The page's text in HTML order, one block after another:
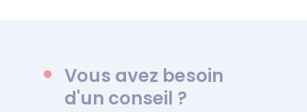
Vous avez besoin
d'un conseil ?